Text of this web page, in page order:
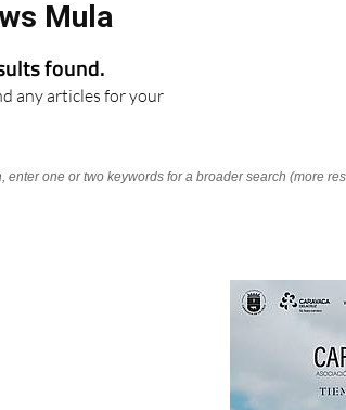
Mula
found.
any articles for your
enter one or two keywords for a broader search (more